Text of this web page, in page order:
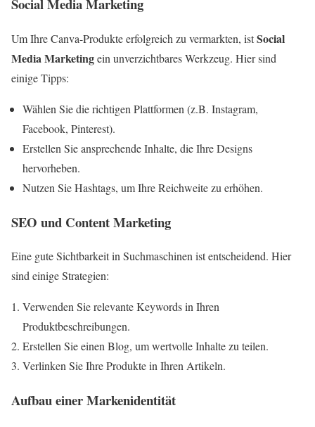
Social Media Marketing
Um Ihre Canva-Produkte erfolgreich zu vermarkten, istSocial
Media Marketingein unverzichtbares Werkzeug. Hier sind
einige Tipps:
Wählen Sie die richtigen Plattformen (z.B. Instagram,
Facebook, Pinterest).
Erstellen Sie ansprechende Inhalte, die Ihre Designs
hervorheben.
Nutzen Sie Hashtags, um Ihre Reichweite zu erhöhen.
SEO und Content Marketing
Eine gute Sichtbarkeit in Suchmaschinen ist entscheidend. Hier
sind einige Strategien:
Verwenden Sie relevante Keywords in Ihren
Produktbeschreibungen.
Erstellen Sie einen Blog, um wertvolle Inhalte zu teilen.
Verlinken Sie Ihre Produkte in Ihren Artikeln.
Aufbau einer Markenidentität